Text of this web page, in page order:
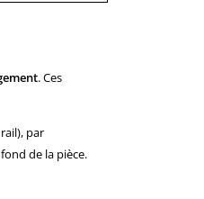
. Ces
par
de la pièce.